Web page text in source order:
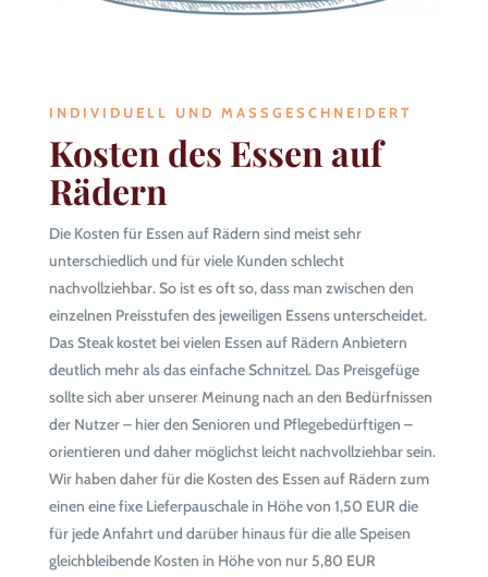
INDIVIDUELL UND MASSGESCHNEIDERT
Kosten des Essen auf
Rädern
Die Kosten für Essen auf Rädern sind meist sehr
unterschiedlich und für viele Kunden schlecht
nachvollziehbar. So ist es oft so, dass man zwischen den
einzelnen Preisstufen des jeweiligen Essens unterscheidet.
Das Steak kostet bei vielen Essen auf Rädern Anbietern
deutlich mehr als das einfache Schnitzel. Das Preisgefüge
sollte sich aber unserer Meinung nach an den Bedürfnissen
der Nutzer – hier den Senioren und Pflegebedürftigen –
orientieren und daher möglichst leicht nachvollziehbar sein.
Wir haben daher für die Kosten des Essen auf Rädern zum
einen eine fixe Lieferpauschale in Höhe von 1,50 EUR die
für jede Anfahrt und darüber hinaus für die alle Speisen
gleichbleibende Kosten in Höhe von nur 5,80 EUR